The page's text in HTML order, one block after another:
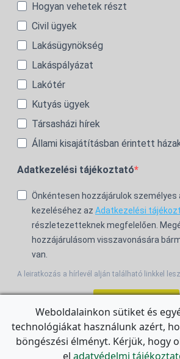
Hogyan vehetek részt
Civil ügyek
Lakásügynökség
Lakáspályázat
Lakótér
Kutyás ügyek
Társasházi hírek
Állami kisajátításban érintett
Adatkezelési tájékoztató
Önkéntesen hozzájárulok személyes
kezeléséhez az Adatkezelési
részletezetteknek megfelelően.
hozzájárulásom visszavonására
van.
A leiratkozás a hírlevél alján található linkkel
For the English Newsletter, click
Weboldalainkon sütiket és
technológiákat használunk azért,
böngészési élményt. Kérjük, hogy
el adatvédelmi